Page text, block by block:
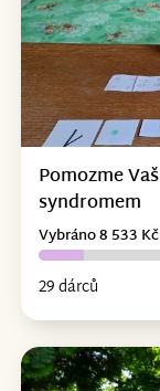
Pomozme
syndromem
29 dárců
Vybráno 8 533